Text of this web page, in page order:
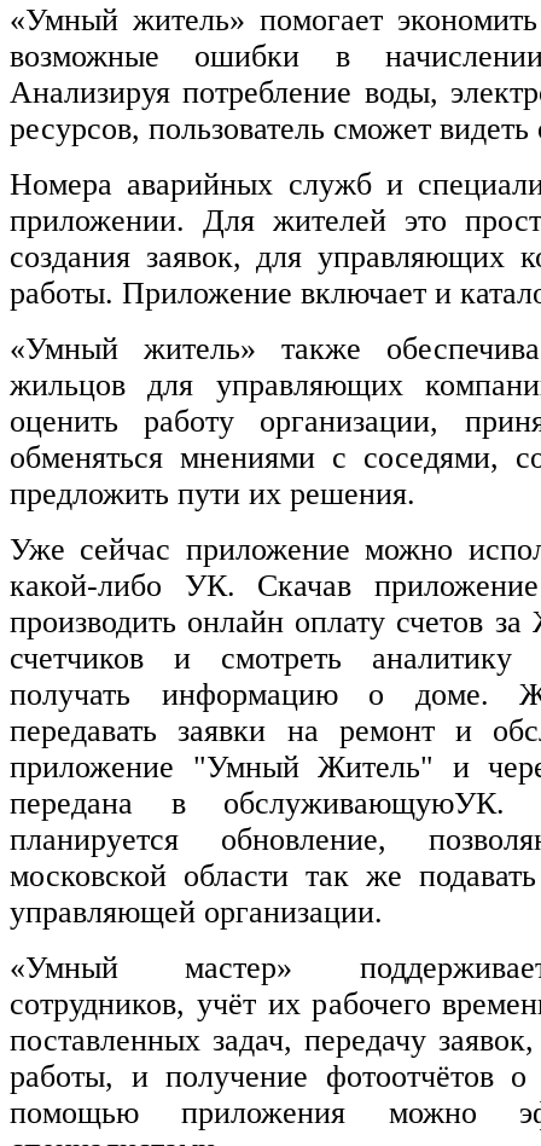
«Умный житель» помогает
возможные ошибки в
Анализируя потребление воды,
ресурсов, пользователь сможет
Номера аварийных служб и
приложении. Для жителей это
создания заявок, для управляющих
работы. Приложение включает и
«Умный житель» также
жильцов для управляющих
оценить работу организации,
обменяться мнениями с соседями,
предложить пути их решения.
Уже сейчас приложение можно
какой-либо УК. Скачав
производить онлайн оплату счетов
счетчиков и смотреть аналитику
получать информацию о доме.
передавать заявки на ремонт и
приложение "Умный Житель" и
передана в
планируется обновление,
московской области так же
управляющей организации.
«Умный мастер»
сотрудников, учёт их рабочего
поставленных задач, передачу
работы, и получение фотоотчётов
помощью приложения можно